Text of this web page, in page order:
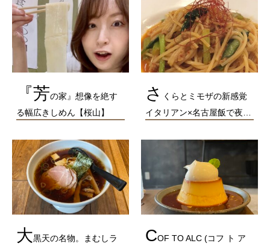
『芳の家』想像を絶す
る幅広きしめん【桜山】
さ
くらとミモザの新感覚
イタリアン×名古屋飯で夜…
大黒天の名物。まむしラ
COF TO ALC (コフ ト ア